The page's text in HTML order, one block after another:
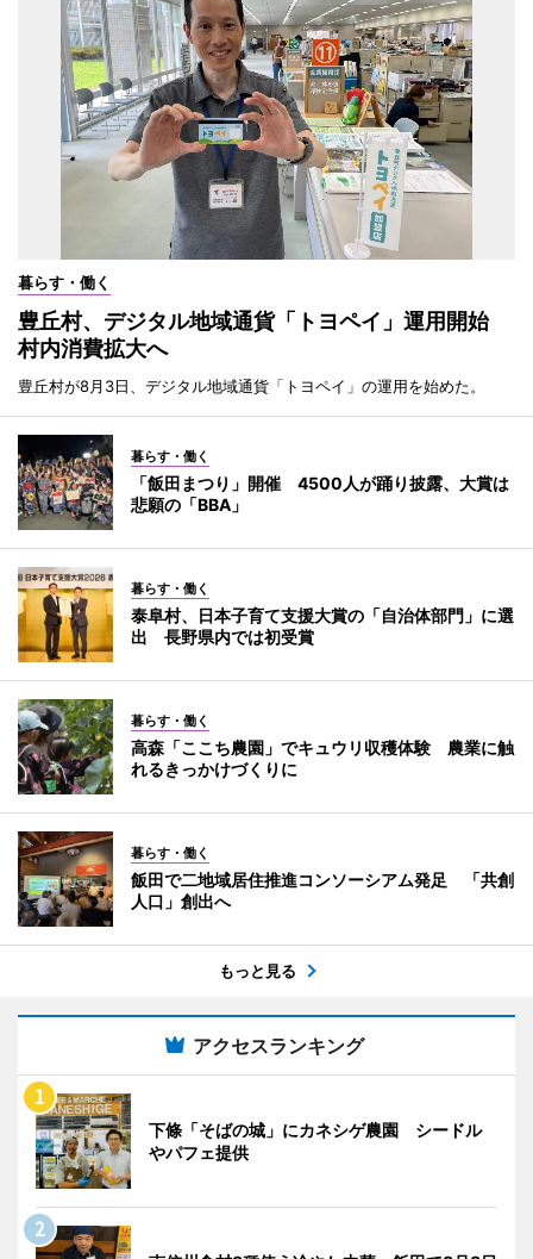
暮らす・働く
豊丘村、デジタル地域通貨「トヨペイ」運用開始
村内消費拡大へ
豊丘村が8月3日、デジタル地域通貨「トヨペイ」の運用を始めた。
暮らす・働く
「飯田まつり」開催 4500人が踊り披露、大賞は
悲願の「BBA」
暮らす・働く
泰阜村、日本子育て支援大賞の「自治体部門」に選
出 長野県内では初受賞
暮らす・働く
高森「ここち農園」でキュウリ収穫体験 農業に触
れるきっかけづくりに
暮らす・働く
飯田で二地域居住推進コンソーシアム発足 「共創
人口」創出へ
もっと見る
アクセスランキング
下條「そばの城」にカネシゲ農園 シードル
やパフェ提供